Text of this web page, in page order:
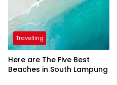
Travelling
Here are The Five Best
Beaches in South Lampung